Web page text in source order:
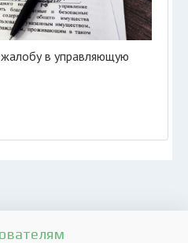
жалобу в управляющую